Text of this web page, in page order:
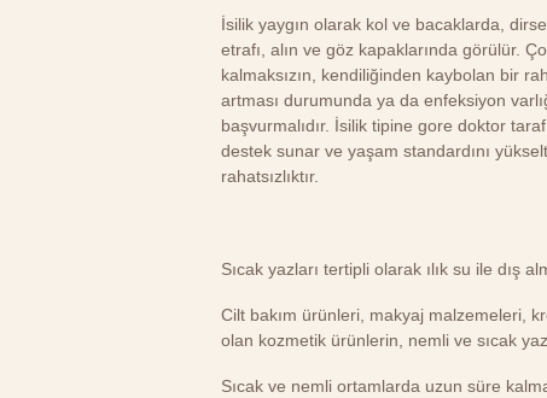
İsilik yaygın olarak kol ve bacaklarda,
etrafı, alın ve göz kapaklarında görülür.
kalmaksızın, kendiliğinden kaybolan bir
artması durumunda ya da enfeksiyon
başvurmalıdır. İsilik tipine gore doktor
destek sunar ve yaşam standardını
rahatsızlıktır.
Sıcak yazları tertipli olarak ılık su ile dış
Cilt bakım ürünleri, makyaj malzemeleri,
olan kozmetik ürünlerin, nemli ve sıcak
Sıcak ve nemli ortamlarda uzun süre